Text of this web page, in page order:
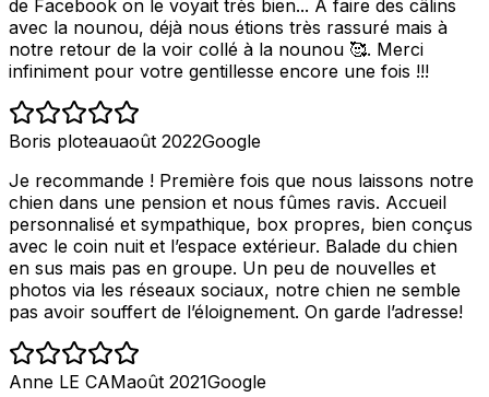
de Facebook on le voyait très bien... A faire des câlins
avec la nounou, déjà nous étions très rassuré mais à
notre retour de la voir collé à la nounou 🥰. Merci
infiniment pour votre gentillesse encore une fois !!!
Boris ploteauaoût 2022Google
Je recommande ! Première fois que nous laissons notre
chien dans une pension et nous fûmes ravis. Accueil
personnalisé et sympathique, box propres, bien conçus
avec le coin nuit et l’espace extérieur. Balade du chien
en sus mais pas en groupe. Un peu de nouvelles et
photos via les réseaux sociaux, notre chien ne semble
pas avoir souffert de l’éloignement. On garde l’adresse!
Anne LE CAMaoût 2021Google